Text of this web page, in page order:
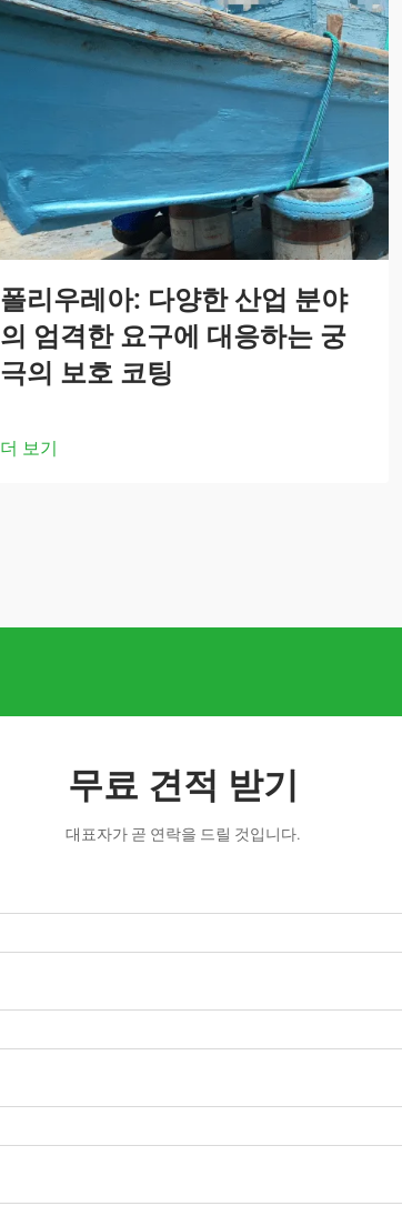
폴리우레아: 다양한 산업 분야
의 엄격한 요구에 대응하는 궁
극의 보호 코팅
더 보기
무료 견적 받기
대표자가 곧 연락을 드릴 것입니다.